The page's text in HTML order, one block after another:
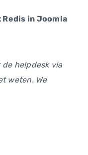
in Joomla
helpdesk via
weten. We